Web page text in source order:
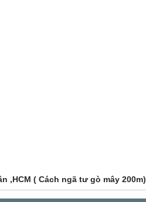
,HCM ( Cách ngã tư gò mây 200m)